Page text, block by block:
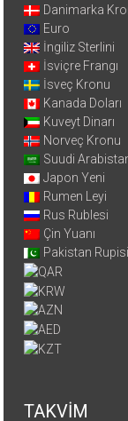
Danimarka
Euro
İngiliz Sterlini
İsviçre Frangı
İsveç Kronu
Kanada Doları
Kuveyt Dinarı
Norveç Kronu
Suudi
Japon Yeni
Rumen Leyi
Rus Rublesi
Çin Yuanı
Pakistan Rupisi
TAKVİM